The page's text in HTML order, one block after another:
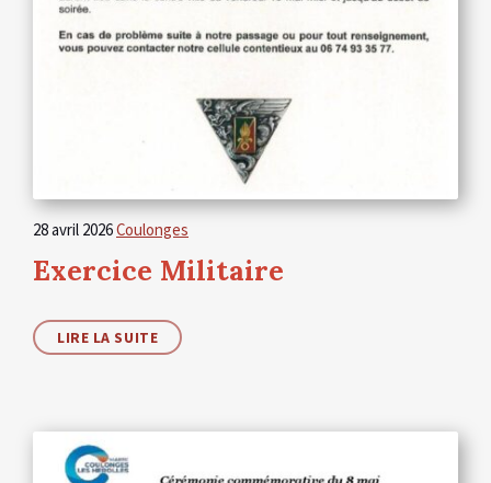
28 avril 2026Coulonges
Exercice Militaire
LIRE LA SUITE